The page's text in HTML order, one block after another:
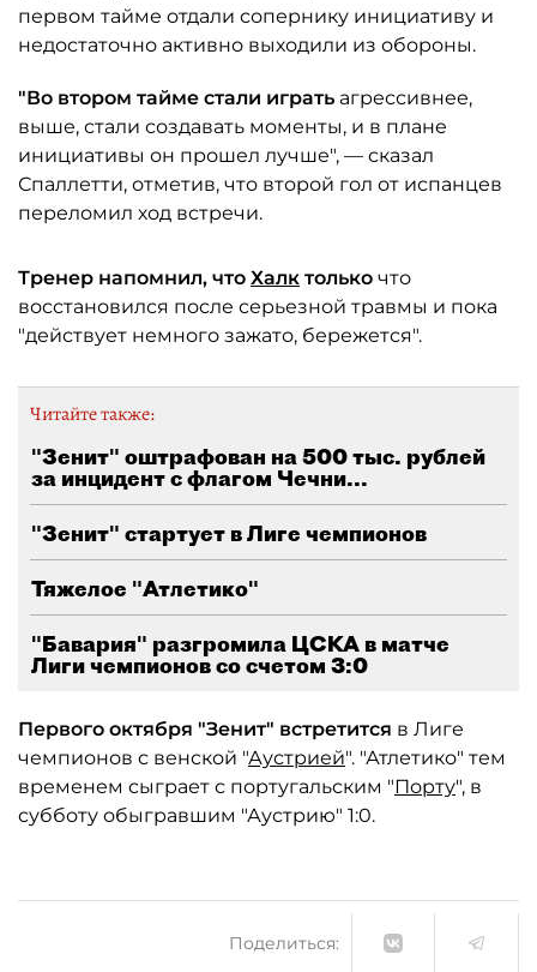
первом тайме отдали сопернику инициативу и
недостаточно активно выходили из обороны.
"Во втором тайме стали играть агрессивнее,
выше, стали создавать моменты, и в плане
инициативы он прошел лучше", — сказал
Спаллетти, отметив, что второй гол от испанцев
переломил ход встречи.
Тренер напомнил, что Халк только что
восстановился после серьезной травмы и пока
"действует немного зажато, бережется".
Читайте также:
"Зенит" оштрафован на 500 тыс. рублей
за инцидент с флагом Чечни...
"Зенит" стартует в Лиге чемпионов
Тяжелое "Атлетико"
"Бавария" разгромила ЦСКА в матче
Лиги чемпионов со счетом 3:0
Первого октября "Зенит" встретится в Лиге
чемпионов с венской "Аустрией". "Атлетико" тем
временем сыграет с португальским "Порту", в
субботу обыгравшим "Аустрию" 1:0.
Поделиться: